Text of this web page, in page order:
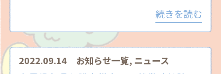
続きを読む
2022.09.14 お知らせ一覧, ニュース